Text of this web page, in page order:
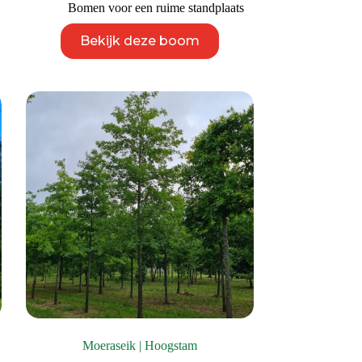
Bomen voor een ruime standplaats
Bekijk deze boom
product
heeft
Deze
optie
kan
gekozen
worden
op
de
productpagina
Moeraseik | Hoogstam